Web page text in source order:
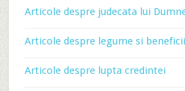
Articole despre judecata lui
Articole despre legume si
Articole despre lupta credintei